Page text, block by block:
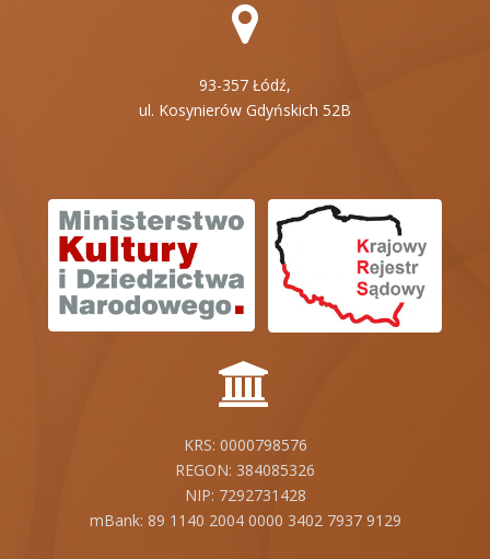
93-357 Łódź,
ul. Kosynierów Gdyńskich 52B
KRS: 0000798576
REGON: 384085326
NIP: 7292731428
mBank: 89 1140 2004 0000 3402 7937 9129